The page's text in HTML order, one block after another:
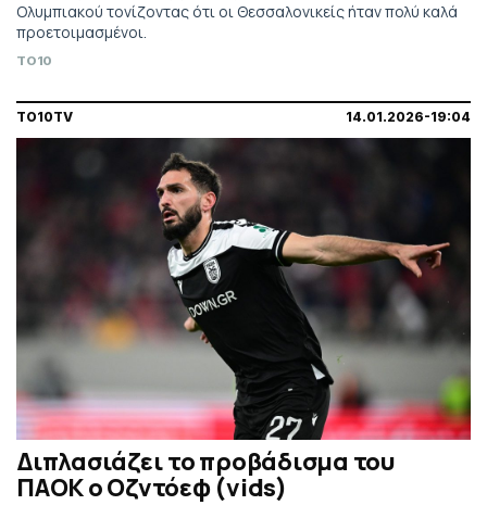
Ολυμπιακού τονίζοντας ότι οι Θεσσαλονικείς ήταν πολύ καλά
προετοιμασμένοι.
TO10
TO10TV 14.01.2026-19:04
Διπλασιάζει το προβάδισμα του
ΠΑΟΚ ο Οζντόεφ (vids)